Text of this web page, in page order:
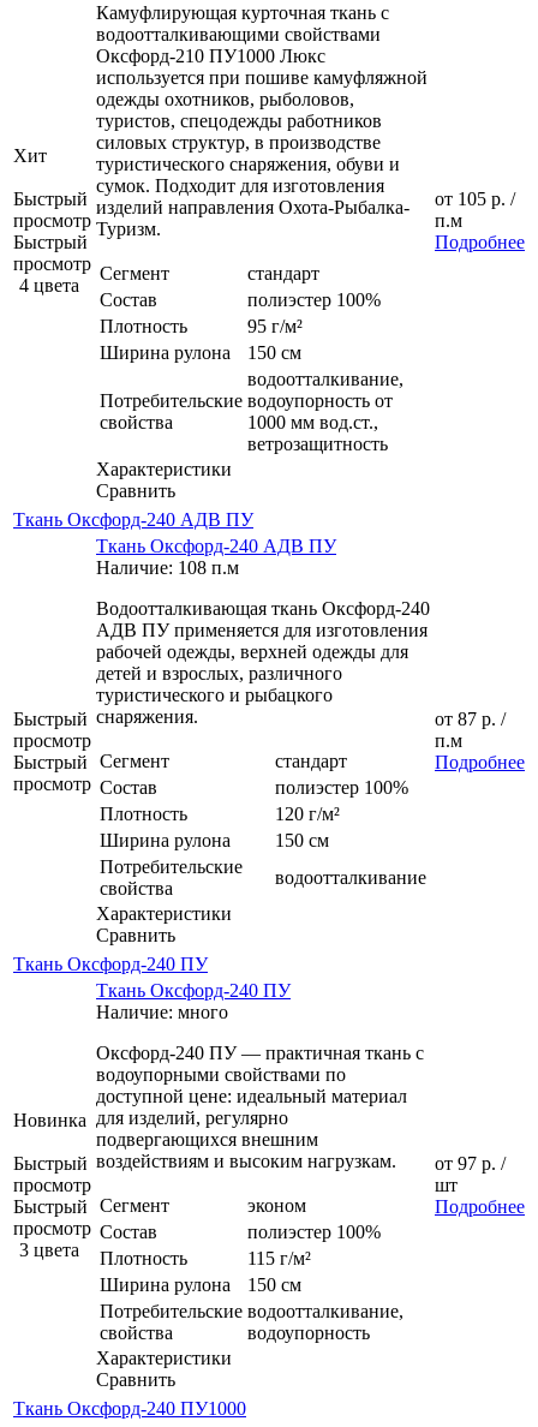
Хит
Быстрый
просмотр
Быстрый
просмотр
4 цвета
Камуфлирующая курточная ткань с
водоотталкивающими свойствами
Оксфорд-210 ПУ1000 Люкс
используется при пошиве камуфляжной
одежды охотников, рыболовов,
туристов, спецодежды работников
силовых структур, в производстве
туристического снаряжения, обуви и
сумок. Подходит для изготовления
изделий направления Охота-Рыбалка-
Туризм.
Сегмент
стандарт
Состав
полиэстер 100%
Плотность
95 г/м²
Ширина рулона
150 см
Потребительские
свойства
водоотталкивание,
водоупорность от
1000 мм вод.ст.,
ветрозащитность
Характеристики
Сравнить
от 105 р. /
п.м
Подробнее
Ткань Оксфорд-240 АДВ ПУ
Быстрый
просмотр
Быстрый
просмотр
Ткань Оксфорд-240 АДВ ПУ
Наличие: 108 п.м
Водоотталкивающая ткань Оксфорд-240
АДВ ПУ применяется для изготовления
рабочей одежды, верхней одежды для
детей и взрослых, различного
туристического и рыбацкого
снаряжения.
Сегмент
стандарт
Состав
полиэстер 100%
Плотность
120 г/м²
Ширина рулона
150 см
Потребительские
свойства
водоотталкивание
Характеристики
Сравнить
от 87 р. /
п.м
Подробнее
Ткань Оксфорд-240 ПУ
Новинка
Быстрый
просмотр
Быстрый
просмотр
3 цвета
Ткань Оксфорд-240 ПУ
Наличие: много
Оксфорд-240 ПУ — практичная ткань с
водоупорными свойствами по
доступной цене: идеальный материал
для изделий, регулярно
подвергающихся внешним
воздействиям и высоким нагрузкам.
Сегмент
эконом
Состав
полиэстер 100%
Плотность
115 г/м²
Ширина рулона
150 см
Потребительские
свойства
водоотталкивание,
водоупорность
Характеристики
Сравнить
от 97 р. /
шт
Подробнее
Ткань Оксфорд-240 ПУ1000